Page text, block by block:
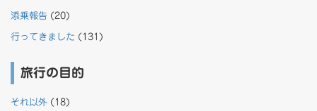
添乗報告 (20)
行ってきました (131)
旅行の目的
それ以外 (18)